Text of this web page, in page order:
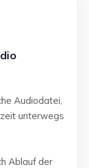
Audiodatei,
unterwegs
Ablauf der